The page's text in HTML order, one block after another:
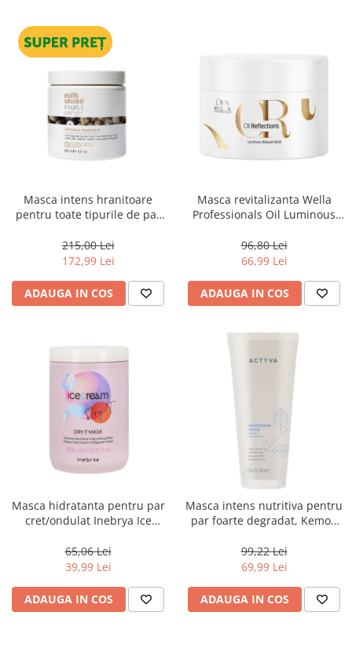
Masca intens hranitoare
pentru toate tipurile de par
Strength Intensive Treatment,
500 ml
215,00 Lei
172,99 Lei
ADAUGA IN COS
Masca revitalizanta Wella
Professionals Oil Luminous
96,80 Lei
66,99 Lei
ADAUGA IN COS
Masca hidratanta pentru par
cret/ondulat Inebrya Ice
65,06 Lei
39,99 Lei
ADAUGA IN COS
Masca intens nutritiva pentru
par foarte degradat, Kemon
ml
99,22 Lei
69,99 Lei
ADAUGA IN COS